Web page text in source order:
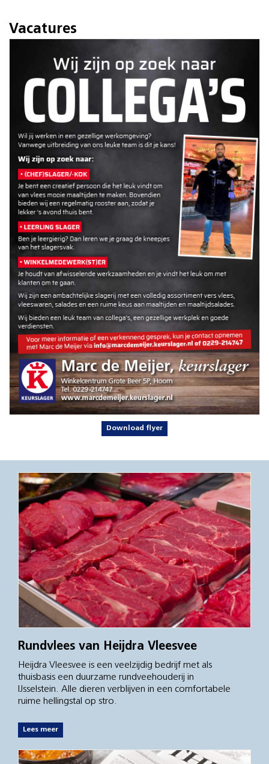
Vacatures
Download flyer
Rundvlees van Heijdra Vleesvee
Heijdra Vleesvee is een veelzijdig bedrijf met als
thuisbasis een duurzame rundveehouderij in
IJsselstein. Alle dieren verblijven in een comfortabele
ruime hellingstal op stro.
Lees meer